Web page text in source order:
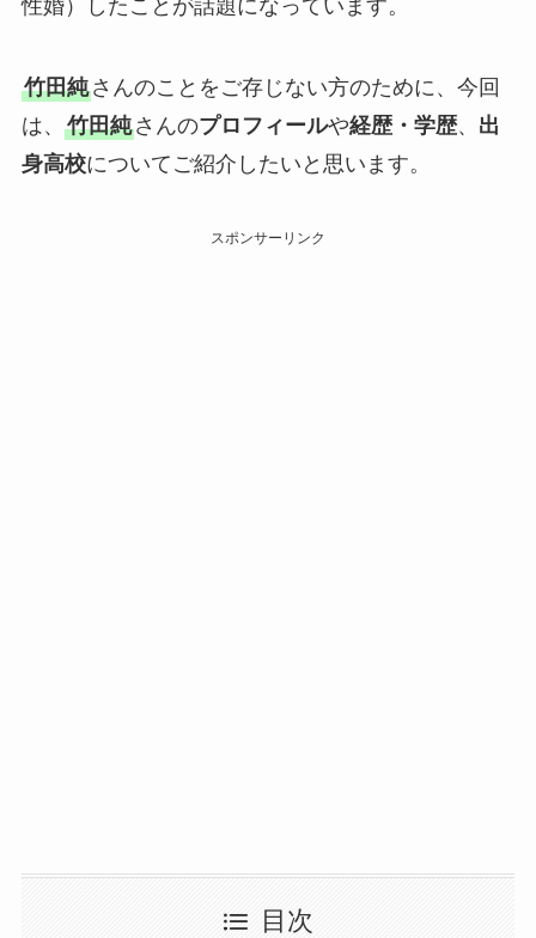
性婚）したことが話題になっています。
竹田純さんのことをご存じない方のために、今回
は、 竹田純さんのプロフィールや経歴・学歴、 出
身高校についてご紹介したいと思います。
スポンサーリンク
目次